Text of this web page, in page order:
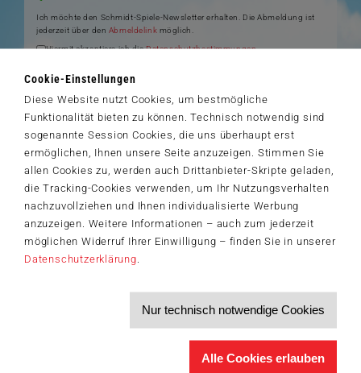
Cookie-Einstellungen
Diese Website nutzt Cookies, um bestmögliche
Funktionalität bieten zu können. Technisch notwendig sind
sogenannte Session Cookies, die uns überhaupt erst
ermöglichen, Ihnen unsere Seite anzuzeigen. Stimmen Sie
allen Cookies zu, werden auch Drittanbieter-Skripte geladen,
die Tracking-Cookies verwenden, um Ihr Nutzungsverhalten
nachzuvollziehen und Ihnen individualisierte Werbung
anzuzeigen. Weitere Informationen – auch zum jederzeit
möglichen Widerruf Ihrer Einwilligung – finden Sie in unserer
Datenschutzerklärung
Nur technisch notwendige Cookies
Alle Cookies erlauben
Ich möchte den Schmidt-Spiele-Newsletter erhalten. Die Abmeldung ist
jederzeit über den Abmeldelink möglich.
Hiermit akzeptiere ich dieDatenschutzbestimmungen.
überspringen
Schmidt Spiele
Über uns